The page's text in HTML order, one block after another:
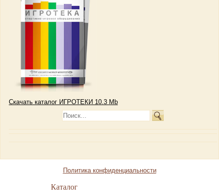
Скачать каталог ИГРОТЕКИ 10.3 Mb
Политика конфиденциальности
Каталог